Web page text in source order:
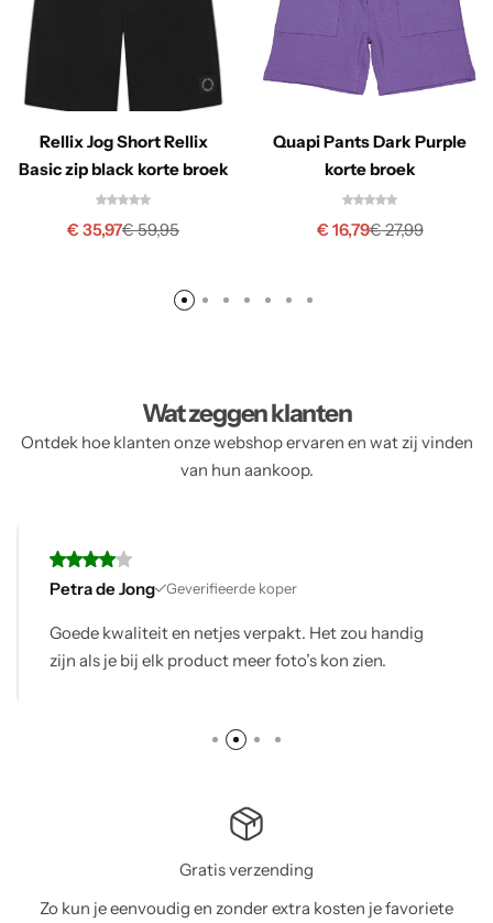
Rellix Jog Short Rellix
Basic zip black korte broek
€59,95
€ 35,97
Quapi Pants Dark Purple
korte broek
€27,99
€ 16,79
Wat zeggen klanten
Ontdek hoe klanten onze webshop ervaren en wat zij vinden
van hun aankoop.
Petra de Jong Geverifieerde koper
Goede kwaliteit en netjes verpakt. Het zou handig
zijn als je bij elk product meer foto’s kon zien.
Gratis verzending
Zo kun je eenvoudig en zonder extra kosten je favoriete